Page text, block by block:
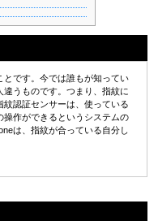
とです。今では誰もが知ってい
うものです。つまり、指紋に
認証センサーは、使っている
操作ができるというシステムの
は、指紋が合っている自分し